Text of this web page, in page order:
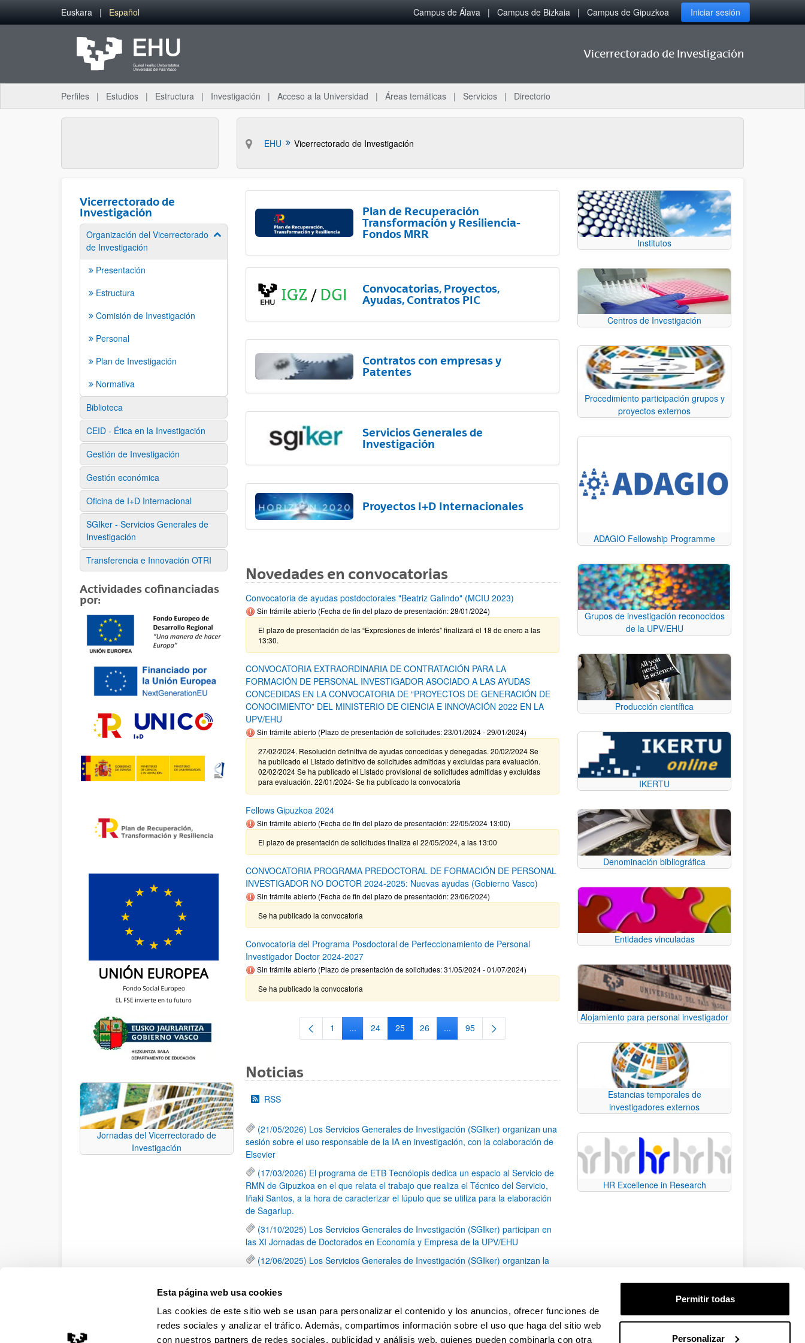
Esta página web usa cookies
Las cookies de este sitio web se usan para personalizar el contenido y los anuncios, ofrecer funciones de
redes sociales y analizar el tráfico. Además, compartimos información sobre el uso que haga del sitio web
con nuestros partners de redes sociales, publicidad y análisis web, quienes pueden combinarla con otra
Permitir todas
Personalizar
Saltar al contenido principal
Euskara Español Campus de Álava Campus de Bizkaia Campus de Gipuzkoa Iniciar sesión
Vicerrectorado de Investigación
Perfiles Estudios Estructura Investigación Acceso a la Universidad Áreas temáticas Servicios Directorio
EHU Vicerrectorado de Investigación
Vicerrectorado de
Investigación
Organización del Vicerrectorado
de Investigación
Mostrar/ocultar subpáginas
Presentación
Estructura
Comisión de Investigación
Personal
Plan de Investigación
Normativa
Biblioteca
CEID - Ética en la Investigación
Gestión de Investigación
Gestión económica
Oficina de I+D Internacional
SGIker - Servicios Generales de
Investigación
Transferencia e Innovación OTRI
Actividades cofinanciadas
por:
Jornadas del Vicerrectorado de
Investigación
Plan de Recuperación
Transformación y Resiliencia-
Fondos MRR
Convocatorias, Proyectos,
Ayudas, Contratos PIC
Contratos con empresas y
Patentes
Servicios Generales de
Investigación
Proyectos I+D Internacionales
Novedades en convocatorias
Convocatoria de ayudas postdoctorales "Beatriz Galindo" (MCIU 2023)
Sin trámite abierto (Fecha de fin del plazo de presentación: 28/01/2024)
El plazo de presentación de las “Expresiones de interés” finalizará el 18 de enero a las
13:30.
CONVOCATORIA EXTRAORDINARIA DE CONTRATACIÓN PARA LA
FORMACIÓN DE PERSONAL INVESTIGADOR ASOCIADO A LAS AYUDAS
CONCEDIDAS EN LA CONVOCATORIA DE “PROYECTOS DE GENERACIÓN DE
CONOCIMIENTO” DEL MINISTERIO DE CIENCIA E INNOVACIÓN 2022 EN LA
UPV/EHU
Sin trámite abierto (Plazo de presentación de solicitudes: 23/01/2024 - 29/01/2024)
27/02/2024. Resolución definitiva de ayudas concedidas y denegadas. 20/02/2024 Se
ha publicado el Listado definitivo de solicitudes admitidas y excluidas para evaluación.
02/02/2024 Se ha publicado el Listado provisional de solicitudes admitidas y excluidas
para evaluación. 22/01/2024- Se ha publicado la convocatoria
Fellows Gipuzkoa 2024
Sin trámite abierto (Fecha de fin del plazo de presentación: 22/05/2024 13:00)
El plazo de presentación de solicitudes finaliza el 22/05/2024, a las 13:00
CONVOCATORIA PROGRAMA PREDOCTORAL DE FORMACIÓN DE PERSONAL
INVESTIGADOR NO DOCTOR 2024-2025: Nuevas ayudas (Gobierno Vasco)
Sin trámite abierto (Fecha de fin del plazo de presentación: 23/06/2024)
Se ha publicado la convocatoria
Convocatoria del Programa Posdoctoral de Perfeccionamiento de Personal
Investigador Doctor 2024-2027
Sin trámite abierto (Plazo de presentación de solicitudes: 31/05/2024 - 01/07/2024)
Se ha publicado la convocatoria
Página
1 ...Páginas intermedias Use TAB para desplazarse.
Página
24 Página
25 Página
26 ...Páginas intermedias Use TAB para desplazarse.
Página
95
Noticias
RSS
(21/05/2026) Los Servicios Generales de Investigación (SGIker) organizan una
sesión sobre el uso responsable de la IA en investigación, con la colaboración de
Elsevier
(17/03/2026) El programa de ETB Tecnólopis dedica un espacio al Servicio de
RMN de Gipuzkoa en el que relata el trabajo que realiza el Técnico del Servicio,
Iñaki Santos, a la hora de caracterizar el lúpulo que se utiliza para la elaboración
de Sagarlup.
(31/10/2025) Los Servicios Generales de Investigación (SGIker) participan en
las XI Jornadas de Doctorados en Economía y Empresa de la UPV/EHU
(12/06/2025) Los Servicios Generales de Investigación (SGIker) organizan la
una caracterización química de dos variedades de lúpulo silvestre
1 2 3 ... 79
Institutos
Centros de Investigación
Procedimiento participación grupos y
proyectos externos
ADAGIO Fellowship Programme
Grupos de investigación reconocidos
de la UPV/EHU
Producción científica
IKERTU
Denominación bibliográfica
Entidades vinculadas
Alojamiento para personal investigador
Estancias temporales de
investigadores externos
HR Excellence in Research